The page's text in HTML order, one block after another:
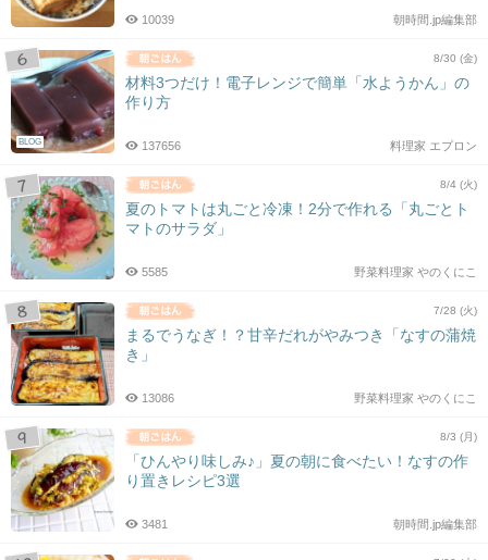
朝時間.jp編集部
10039
BLOG
8/30 (金)
材料3つだけ！電子レンジで簡単「水ようかん」の
作り方
料理家 エプロン
137656
8/4 (火)
夏のトマトは丸ごと冷凍！2分で作れる「丸ごとト
マトのサラダ」
野菜料理家 やのくにこ
5585
7/28 (火)
まるでうなぎ！？甘辛だれがやみつき「なすの蒲焼
き」
野菜料理家 やのくにこ
13086
8/3 (月)
「ひんやり味しみ♪」夏の朝に食べたい！なすの作
り置きレシピ3選
朝時間.jp編集部
3481